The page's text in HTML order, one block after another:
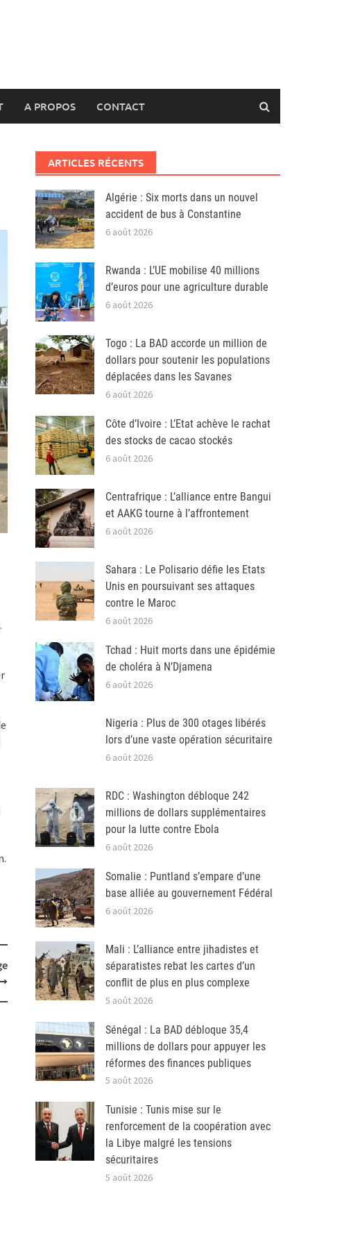
A PROPOS CONTACT
ARTICLES RÉCENTS
Algérie : Six morts dans un nouvel
accident de bus à Constantine
6 août 2026
Rwanda : L’UE mobilise 40 millions
d’euros pour une agriculture durable
6 août 2026
Togo : La BAD accorde un million de
dollars pour soutenir les populations
déplacées dans les Savanes
6 août 2026
Côte d’Ivoire : L’Etat achève le rachat
des stocks de cacao stockés
6 août 2026
Centrafrique : L’alliance entre Bangui
et AAKG tourne à l’affrontement
6 août 2026
Sahara : Le Polisario défie les Etats
Unis en poursuivant ses attaques
contre le Maroc
6 août 2026
Tchad : Huit morts dans une épidémie
de choléra à N’Djamena
6 août 2026
Nigeria : Plus de 300 otages libérés
lors d’une vaste opération sécuritaire
6 août 2026
RDC : Washington débloque 242
millions de dollars supplémentaires
pour la lutte contre Ebola
6 août 2026
Somalie : Puntland s’empare d’une
base alliée au gouvernement Fédéral
6 août 2026
Mali : L’alliance entre jihadistes et
séparatistes rebat les cartes d’un
conflit de plus en plus complexe
5 août 2026
Sénégal : La BAD débloque 35,4
millions de dollars pour appuyer les
réformes des finances publiques
5 août 2026
Tunisie : Tunis mise sur le
renforcement de la coopération avec
la Libye malgré les tensions
sécuritaires
5 août 2026